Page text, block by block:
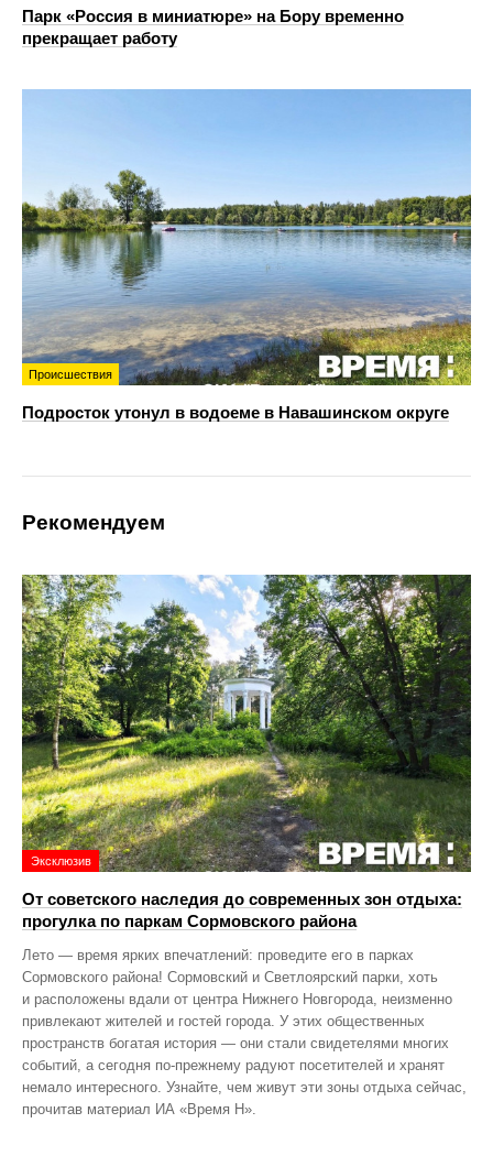
Парк «Россия в миниатюре» на Бору временно
прекращает работу
Происшествия
Подросток утонул в водоеме в Навашинском округе
Рекомендуем
Эксклюзив
От советского наследия до современных зон отдыха:
прогулка по паркам Сормовского района
Лето — время ярких впечатлений: проведите его в парках
Сормовского района! Сормовский и Светлоярский парки, хоть
и расположены вдали от центра Нижнего Новгорода, неизменно
привлекают жителей и гостей города. У этих общественных
пространств богатая история — они стали свидетелями многих
событий, а сегодня по‑прежнему радуют посетителей и хранят
немало интересного. Узнайте, чем живут эти зоны отдыха сейчас,
прочитав материал ИА «Время Н».